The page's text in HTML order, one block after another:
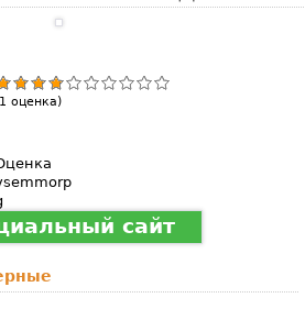
1 оценка)
сайт